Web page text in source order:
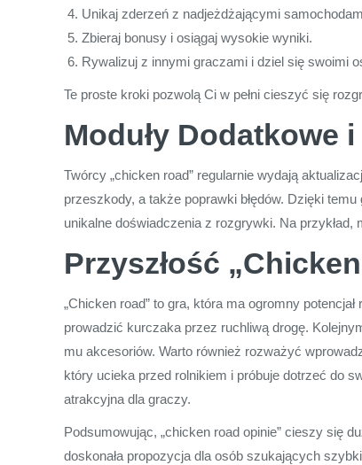
Unikaj zderzeń z nadjeżdżającymi
Zbieraj bonusy i osiągaj wysokie wyniki.
Rywalizuj z innymi graczami i dziel się swoimi
Te proste kroki pozwolą Ci w pełni cieszyć się
Moduły Dodatkowe
Twórcy „chicken road” regularnie wydają
przeszkody, a także poprawki błędów. Dzięki
unikalne doświadczenia z rozgrywki. Na
Przyszłość
„Chicken road” to gra, która ma ogromny
prowadzić kurczaka przez ruchliwą drogę.
mu akcesoriów. Warto również rozważyć
który ucieka przed rolnikiem i próbuje dotrzeć do
atrakcyjna dla graczy.
Podsumowując, „chicken road opinie” cieszy się
doskonała propozycja dla osób szukających